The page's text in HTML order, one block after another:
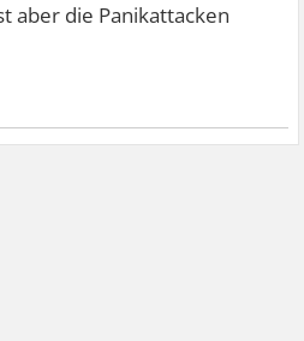
aber die Panikattacken